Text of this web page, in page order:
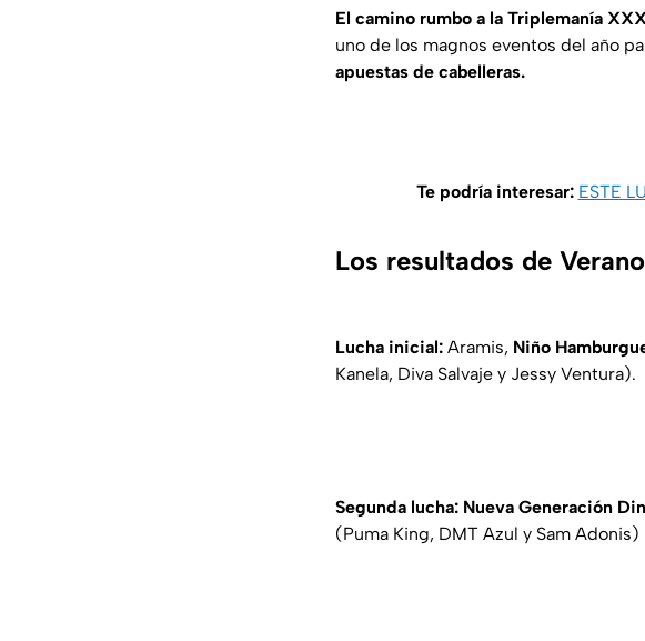
El camino rumbo a la Triplemanía XXX
uno de los magnos eventos del año
apuestas de cabelleras.
Te podría interesar: ESTE
Los resultados de
Lucha inicial: Aramis, Niño
Kanela, Diva Salvaje y Jessy Ventura).
Segunda lucha: Nueva Generación
(Puma King, DMT Azul y Sam